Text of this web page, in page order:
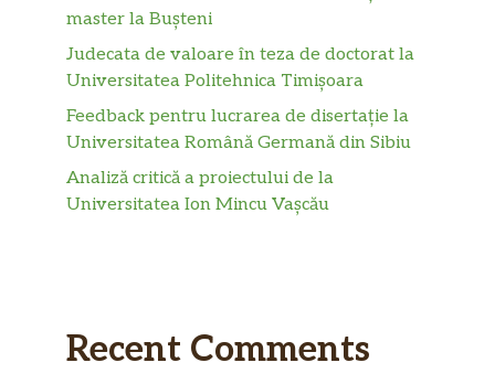
master la Bușteni
Judecata de valoare în teza de doctorat la
Universitatea Politehnica Timișoara
Feedback pentru lucrarea de disertație la
Universitatea Română Germană din Sibiu
Analiză critică a proiectului de la
Universitatea Ion Mincu Vașcău
Recent Comments